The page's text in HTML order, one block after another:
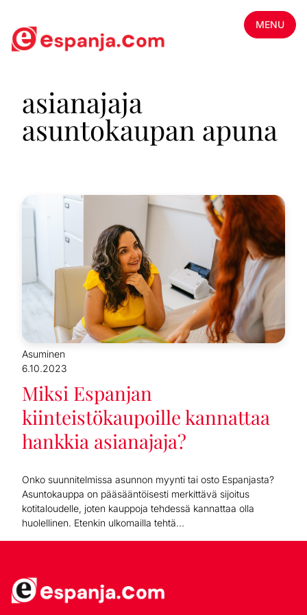
MENU
asianajaja
asuntokaupan apuna
Asuminen
6.10.2023
Miksi Espanjan
kiinteistökaupoille kannattaa
hankkia asianajaja?
Onko suunnitelmissa asunnon myynti tai osto Espanjasta?
Asuntokauppa on pääsääntöisesti merkittävä sijoitus
kotitaloudelle, joten kauppoja tehdessä kannattaa olla
huolellinen. Etenkin ulkomailla tehtä...